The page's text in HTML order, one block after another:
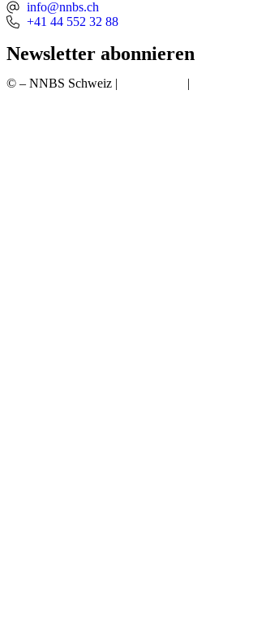
info@nnbs.ch
+41 44 552 32 88
Newsletter abonnieren
© – NNBS Schweiz | |